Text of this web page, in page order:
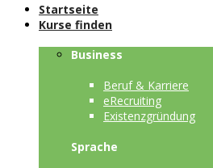
Startseite
Kurse finden
Business
Beruf & Karriere
eRecruiting
Existenzgründung
Sprache